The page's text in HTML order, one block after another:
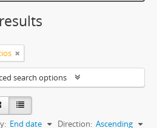
search options
End date Direction: Ascending